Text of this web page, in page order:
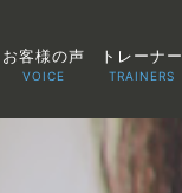
お客様の声
VOICE
トレーナー
TRAINERS